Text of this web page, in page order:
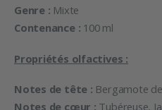
Genre : Mixte
Contenance : 100 ml
Propriétés olfactives :
Notes de tête : Bergamote
Notes de cœur : Tubéreuse,